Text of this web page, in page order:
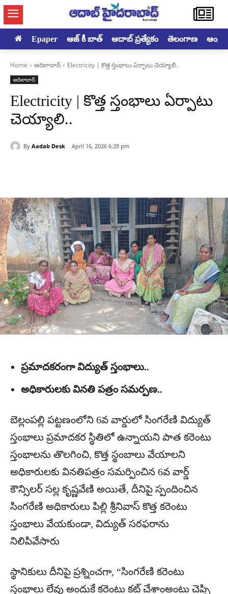
Epaper ఆజ్ కీ బాత్ ఆదాబ్ ప్రత్యేకం తెలంగాణ
Home ఆదిలాబాద్ Electricity | కొత్త స్తంభాలు ఏర్పాటు చెయ్యాలి..
ఆదిలాబాద్
Electricity | కొత్త స్తంభాలు ఏర్పాటు
చెయ్యాలి..
By Aadab Desk April 16, 2026 6:28 pm
ప్రమాదకరంగా విద్యుత్ స్తంభాలు..
అధికారులకు వినతి పత్రం సమర్పణ..
బెల్లంపల్లి పట్టణంలోని 6వ వార్డులో సింగరేణి విద్యుత్
స్తంభాలు ప్రమాదకర స్థితిలో ఉన్నాయని పాత కరెంటు
స్తంభాలను తొలగించి, కొత్త స్థంబాలు వేయాలని
అధికారులకు వినతిపత్రం సమర్పించిన 6వ వార్డ్
కౌన్సిలర్ సల్ల కృష్ణవేణి అయితే, దీనిపై స్పందించిన
సింగరేణి అధికారులు పిల్లి శ్రీనివాస్ కొత్త కరెంటు
స్తంభాలు వేయకుండా, విద్యుత్ సరఫరాను
నిలిపివేసారు
స్థానికులు దీనిపై ప్రశ్నించగా, “సింగరేణి కరెంటు
స్తంభాలు లేవు అందుకే కరెంటు కట్ చేశాంఅంటు చెప్పి